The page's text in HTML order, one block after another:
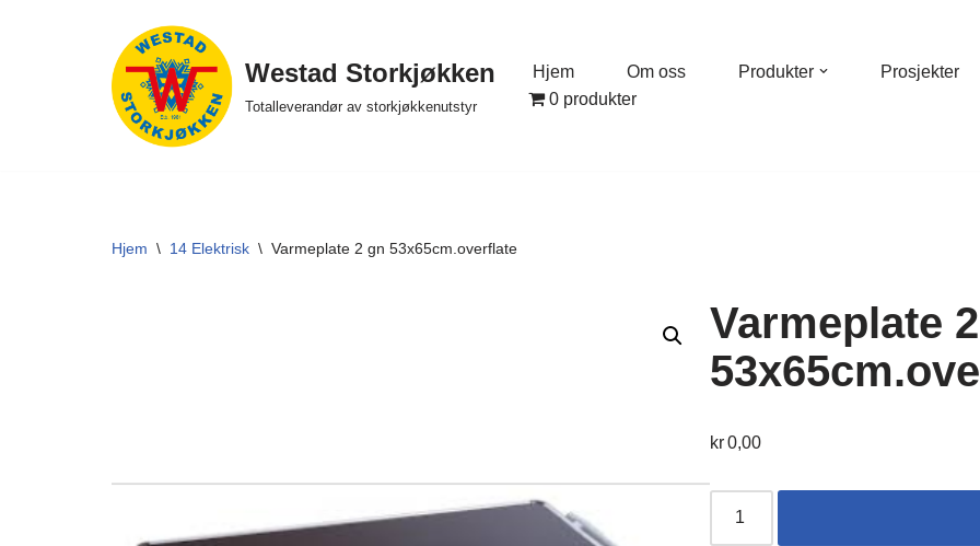
Westad Storkjøkken
Totalleverandør av storkjøkkenutstyr
Hjem Om oss Produkter Prosjekter
0 produkter
Hjem \ 14 Elektrisk \ Varmeplate 2 gn 53x65cm.overflate
Varmeplate
kr0,00